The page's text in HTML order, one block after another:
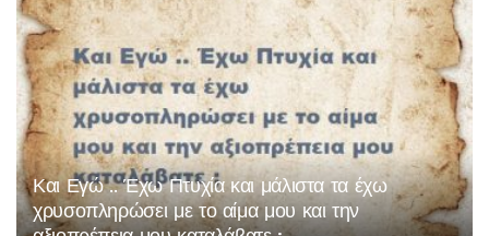
Και Εγώ .. Έχω Πτυχία και μάλιστα τα έχω
χρυσοπληρώσει με το αίμα μου και την